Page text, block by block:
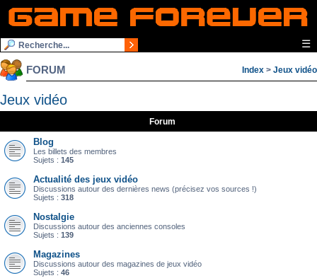
☰
FORUM Index > Jeux vidéo
Jeux vidéo
Forum
Blog
Les billets des membres
Sujets : 145
Actualité des jeux vidéo
Discussions autour des dernières news (précisez vos sources !)
Sujets : 318
Nostalgie
Discussions autour des anciennes consoles
Sujets : 139
Magazines
Discussions autour des magazines de jeux vidéo
Sujets : 46